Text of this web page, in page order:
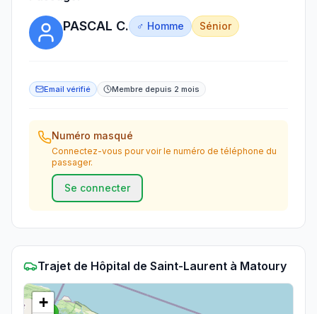
PASCAL C. ♂ Homme Sénior
Email vérifié Membre depuis 2 mois
Numéro masqué
Connectez-vous pour voir le numéro de téléphone du
passager.
Se connecter
Trajet de Hôpital de Saint-Laurent à Matoury
+